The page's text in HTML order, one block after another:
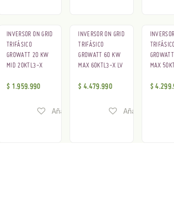
INVERSOR ON GRID
TRIFÁSICO
GROWATT 20 KW
MID 20KTL3-X
$ 1.959.990
Añadir a lista de deseos
INVERSOR ON GRID
TRIFÁSICO
GROWATT 60 KW
MAX 60KTL3-X LV
$ 4.479.990
Añadir a lista
MAX
$